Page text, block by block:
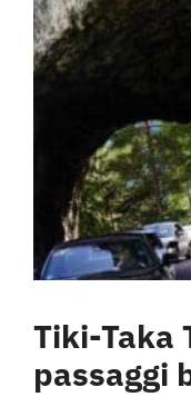
Tiki-Taka
passaggi